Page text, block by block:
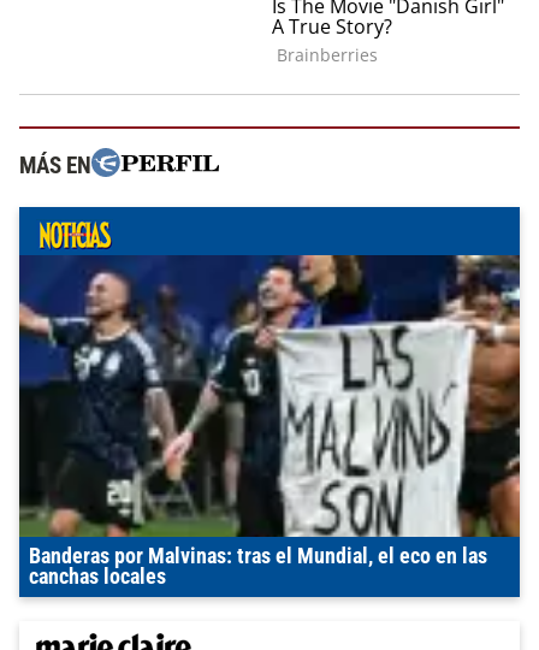
MÁS EN
Banderas por Malvinas: tras el Mundial, el eco en las
canchas locales